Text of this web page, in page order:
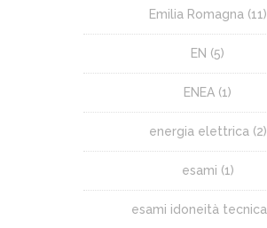
Emilia Romagna (11)
EN (5)
ENEA (1)
energia elettrica (2)
esami (1)
esami idoneità tecnica